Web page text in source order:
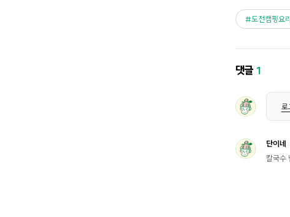
도전캠핑요
댓글1
로
단이네
칼국수